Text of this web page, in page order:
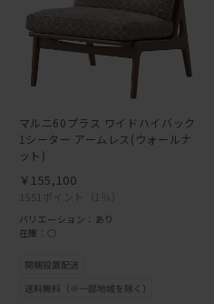
マルニ60プラス ワイドハイバック
1シーター アームレス(ウォールナ
ット)
1551ポイント （1％）
￥155,100
バリエーション：あり
在庫：○